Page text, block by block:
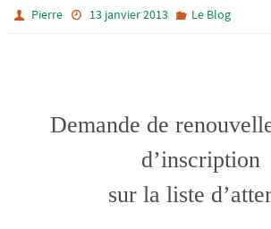
Pierre 13 janvier 2013 Le Blog
Demande de
d’inscription
sur la liste